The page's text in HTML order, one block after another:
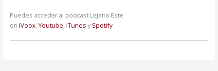
Puedes acceder al podcast Lejano Este
en iVoox,Youtube,iTunes ySpotify.